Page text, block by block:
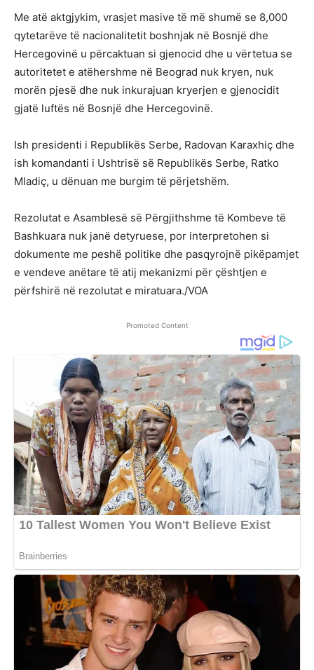
Me atë aktgjykim, vrasjet masive të më shumë se 8,000
qytetarëve të nacionalitetit boshnjak në Bosnjë dhe
Hercegovinë u përcaktuan si gjenocid dhe u vërtetua se
autoritetet e atëhershme në Beograd nuk kryen, nuk
morën pjesë dhe nuk inkurajuan kryerjen e gjenocidit
gjatë luftës në Bosnjë dhe Hercegovinë.
Ish presidenti i Republikës Serbe, Radovan Karaxhiç dhe
ish komandanti i Ushtrisë së Republikës Serbe, Ratko
Mladiç, u dënuan me burgim të përjetshëm.
Rezolutat e Asamblesë së Përgjithshme të Kombeve të
Bashkuara nuk janë detyruese, por interpretohen si
dokumente me peshë politike dhe pasqyrojnë pikëpamjet
e vendeve anëtare të atij mekanizmi për çështjen e
përfshirë në rezolutat e miratuara./VOA
Promoted Content